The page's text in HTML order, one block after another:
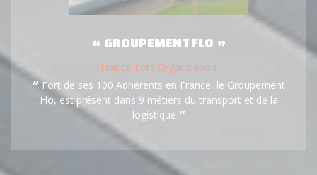
GROUPEMENT FLO
France Lots Organisation
Fort de ses 100 Adhérents en France, le Groupement
Flo, est présent dans 9 métiers du transport et de la
logistique